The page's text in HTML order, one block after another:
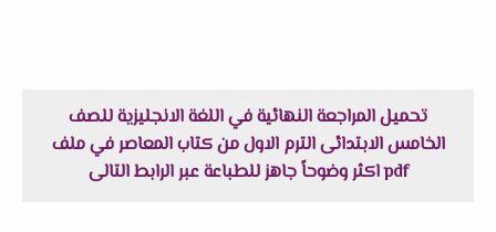
تحميل المراجعة النهائية في اللغة الانجليزية للصف
الخامس الابتدائى الترم الاول من كتاب المعاصر في ملف
pdf اكثر وضوحاً جاهز للطباعة عبر الرابط التالى